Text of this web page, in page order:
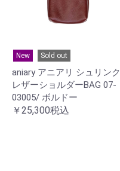
New Sold out
aniary アニアリ シュリンク
レザーショルダーBAG 07-
03005/ ボルドー
￥25,300税込